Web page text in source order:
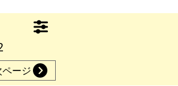
ページ